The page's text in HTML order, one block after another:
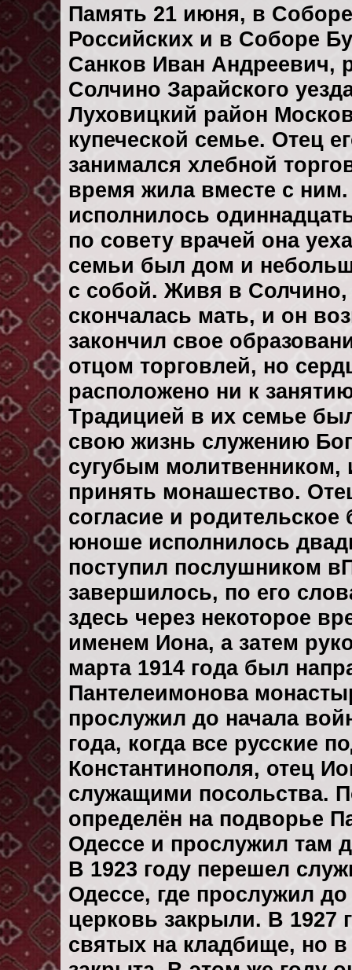
Память 21 июня, в
Российских и в Соборе
Санков Иван Андреевич,
Солчино Зарайского
Луховицкий район
купеческой семье. Отец
занимался хлебной
время жила вместе с ним.
исполнилось
по совету врачей она
семьи был дом и
с собой. Живя в Солчино,
скончалась мать, и он
закончил свое
отцом торговлей, но
расположено ни к
Традицией в их семье
свою жизнь служению
сугубым
принять монашество.
согласие и родительское
юноше исполнилось
поступил послушником
завершилось, по его
здесь через некоторое
именем Иона, а затем
марта 1914 года был
Пантелеимонова
прослужил до начала
года, когда все русские
Константинополя, отец
служащими посольства.
определён на подворье
Одессе и прослужил там
В 1923 году перешел
Одессе, где прослужил до
церковь закрыли. В 1927
святых на кладбище, но